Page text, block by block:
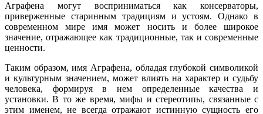
Аграфена могут восприниматься как консерваторы,
приверженные старинным традициям и устоям. Однако в
современном мире имя может носить и более широкое
значение, отражающее как традиционные, так и современные
ценности.
Таким образом, имя Аграфена, обладая глубокой символикой
и культурным значением, может влиять на характер и судьбу
человека, формируя в нем определенные качества и
установки. В то же время, мифы и стереотипы, связанные с
этим именем, не всегда отражают истинную сущность его